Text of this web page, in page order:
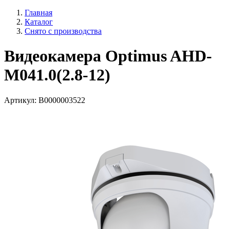
Главная
Каталог
Снято с производства
Видеокамера Optimus AHD-
M041.0(2.8-12)
Артикул: В0000003522